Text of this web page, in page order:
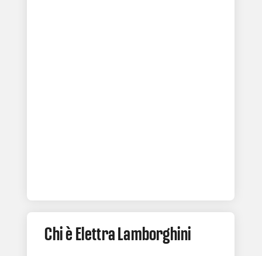
Chi è Elettra Lamborghini